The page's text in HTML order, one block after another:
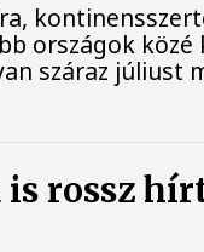
országok
száraz júliust
is rossz